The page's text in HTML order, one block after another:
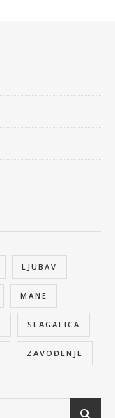
LJUBAV
MANE
SLAGALICA
ZAVOĐENJE